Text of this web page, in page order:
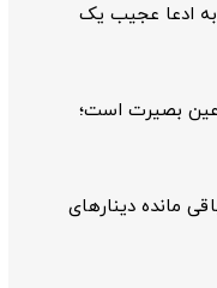
ادعا عجیب یک
عین بصیرت است؛
مانده دینارهای